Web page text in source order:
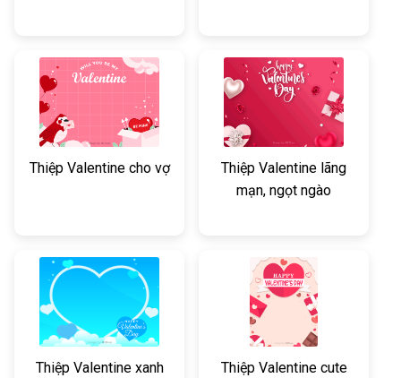
Thiệp Valentine cho vợ
Thiệp Valentine lãng
mạn, ngọt ngào
Thiệp Valentine xanh Thiệp Valentine cute